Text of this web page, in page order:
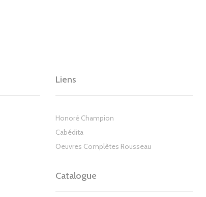
Liens
Honoré Champion
Cabédita
Oeuvres Complètes Rousseau
Catalogue